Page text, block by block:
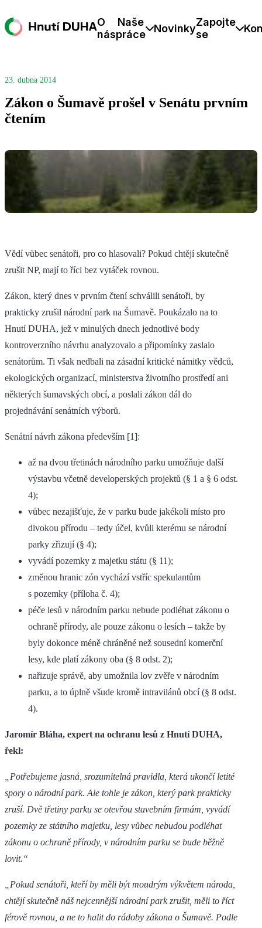
O
nás
Naše
práce
NovinkyZapojte
se
23. dubna 2014
Zákon o Šumavě prošel v Senátu prvním
čtením
Vědí vůbec senátoři, pro co hlasovali? Pokud chtějí skutečně
zrušit NP, mají to říci bez vytáček rovnou.
Zákon, který dnes v prvním čtení schválili senátoři, by
prakticky zrušil národní park na Šumavě. Poukázalo na to
Hnutí DUHA, jež v minulých dnech jednotlivé body
kontroverzního návrhu analyzovalo a připomínky zaslalo
senátorům. Ti však nedbali na zásadní kritické námitky vědců,
ekologických organizací, ministerstva životního prostředí ani
některých šumavských obcí, a poslali zákon dál do
projednávání senátních výborů.
Senátní návrh zákona především [1]:
až na dvou třetinách národního parku umožňuje další
výstavbu včetně developerských projektů (§ 1 a § 6 odst.
4);
vůbec nezajišťuje, že v parku bude jakékoli místo pro
divokou přírodu – tedy účel, kvůli kterému se národní
parky zřizují (§ 4);
vyvádí pozemky z majetku státu (§ 11);
změnou hranic zón vychází vstříc spekulantům
s pozemky (příloha č. 4);
péče lesů v národním parku nebude podléhat zákonu o
ochraně přírody, ale pouze zákonu o lesích – takže by
byly dokonce méně chráněné než sousední komerční
lesy, kde platí zákony oba (§ 8 odst. 2);
nařizuje správě, aby umožnila lov zvěře v národním
parku, a to úplně všude kromě intravilánů obcí (§ 8 odst.
4).
Jaromír Bláha, expert na ochranu lesů z Hnutí DUHA,
řekl:
„Potřebujeme jasná, srozumitelná pravidla, která ukončí letité
spory o národní park. Ale tohle je zákon, který park prakticky
zruší. Dvě třetiny parku se otevřou stavebním firmám, vyvádí
pozemky ze státního majetku, lesy vůbec nebudou podléhat
zákonu o ochraně přírody, v národním parku se bude běžně
lovit.“
„Pokud senátoři, kteří by měli být moudrým výkvětem národa,
chtějí skutečně náš nejcennější národní park zrušit, měli to říct
férově rovnou, a ne to halit do rádoby zákona o Šumavě. Podle